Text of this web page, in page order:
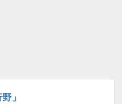
」